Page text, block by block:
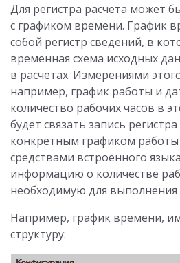
Для регистра расчета может
с графиком времени. График
собой регистр сведений, в
временная схема исходных
в расчетах. Измерениями
например, график работы и
количество рабочих часов в
будет связать запись
конкретным графиком
средствами встроенного
информацию о количестве
необходимую для выполнения
Например, график времени,
структуру: